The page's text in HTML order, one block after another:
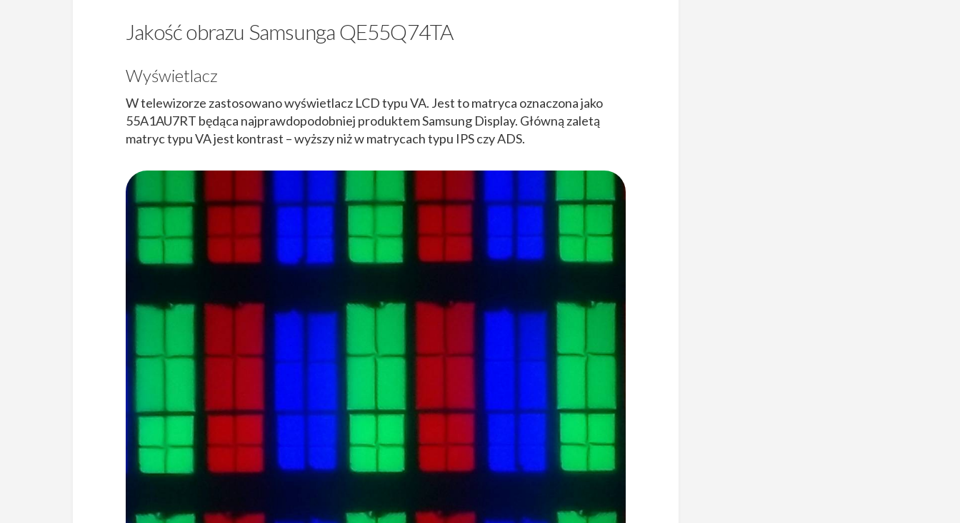
Jakość obrazu Samsunga QE55Q74TA
Wyświetlacz
W telewizorze zastosowano wyświetlacz LCD typu VA. Jest to matryca oznaczona jako
55A1AU7RT będąca najprawdopodobniej produktem Samsung Display. Główną zaletą
matryc typu VA jest kontrast – wyższy niż w matrycach typu IPS czy ADS.